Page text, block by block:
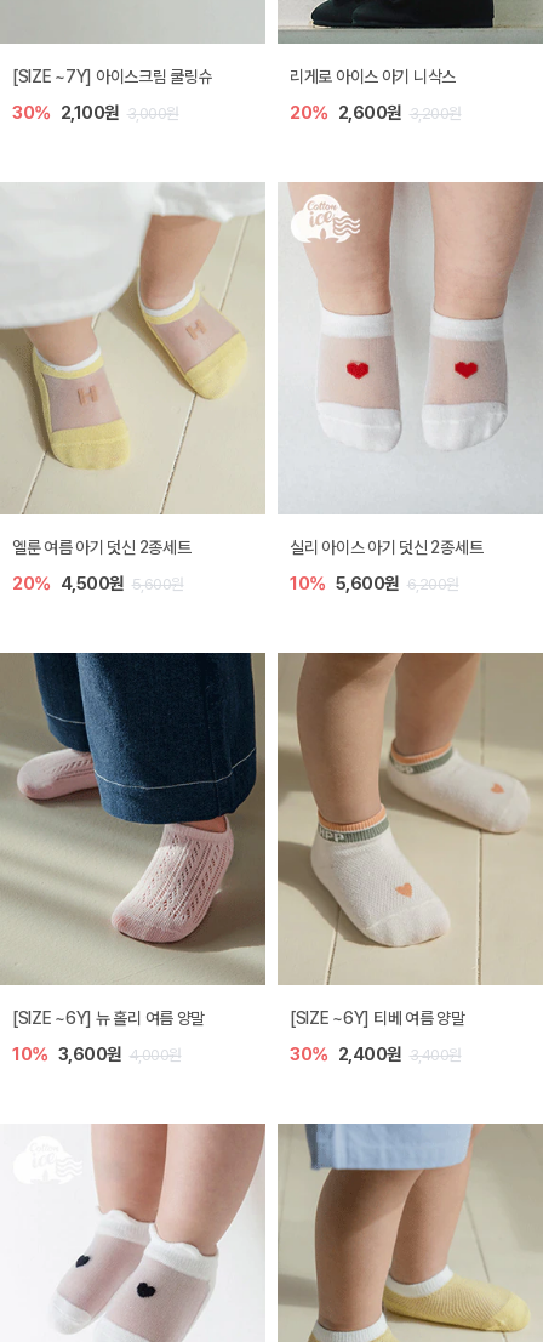
[SIZE ~7Y] 아이스크림 쿨링슈
30% 2,100원 3,000원
리게로 아이스 아기 니삭스
20% 2,600원 3,200원
엘룬 여름 아기 덧신 2종세트
20% 4,500원 5,600원
실리 아이스 아기 덧신 2종세트
10% 5,600원 6,200원
[SIZE ~6Y] 뉴 홀리 여름 양말
10% 3,600원 4,000원
[SIZE ~6Y] 티베 여름 양말
30% 2,400원 3,400원